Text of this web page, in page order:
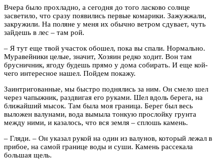
Вчера было прохладно, а сегодня до того ласково солнце
засветило, что сразу появились первые комарики. Зажужжали,
закружили. На поляне у меня их обычно ветром сдувает, чуть
зайдешь в лес – там рой.
– Я тут еще твой участок обошел, пока вы спали. Нормально.
Муравейники целые, значит, Хозяин редко ходит. Вон там
брусничник, ягоду будешь прямо у дома собирать. И еще кой-
чего интересное нашел. Пойдем покажу.
Заинтригованные, мы быстро поднялись за ним. Он смело шел
через чапыжник, раздвигая его руками. Шел вдоль берега, на
ближайший мысок. Там была моя граница. Берег был весь
выложен валунами, вода вымыла тонкую прослойку грунта
между ними, и казалось, что вся земля – сплошь камень.
– Гляди. – Он указал рукой на один из валунов, который лежал в
прибое, на самой границе воды и суши. Камень рассекала
большая щель.